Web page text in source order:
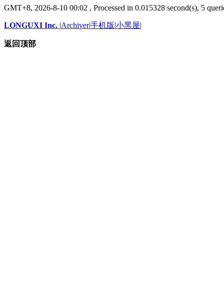
GMT+8, 2026-8-10 00:02 , Processed in 0.015328 second(s), 5
LONGUXI Inc. |Archiver|手机版|小黑屋|
返回顶部